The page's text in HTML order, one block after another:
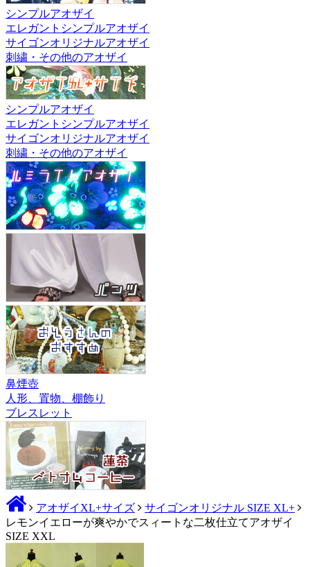
シンプルアオザイ
エレガントシンプルアオザイ
サイゴンオリジナルアオザイ
刺繍・その他のアオザイ
シンプルアオザイ
エレガントシンプルアオザイ
サイゴンオリジナルアオザイ
刺繍・その他のアオザイ
鼻煙壺
人形、置物、棚飾り
ブレスレット
アオザイXL+サイズ
サイゴンオリジナル SIZE XL+
レモンイエローが爽やかでスィートな二枚仕立てアオザイ
SIZE XXL